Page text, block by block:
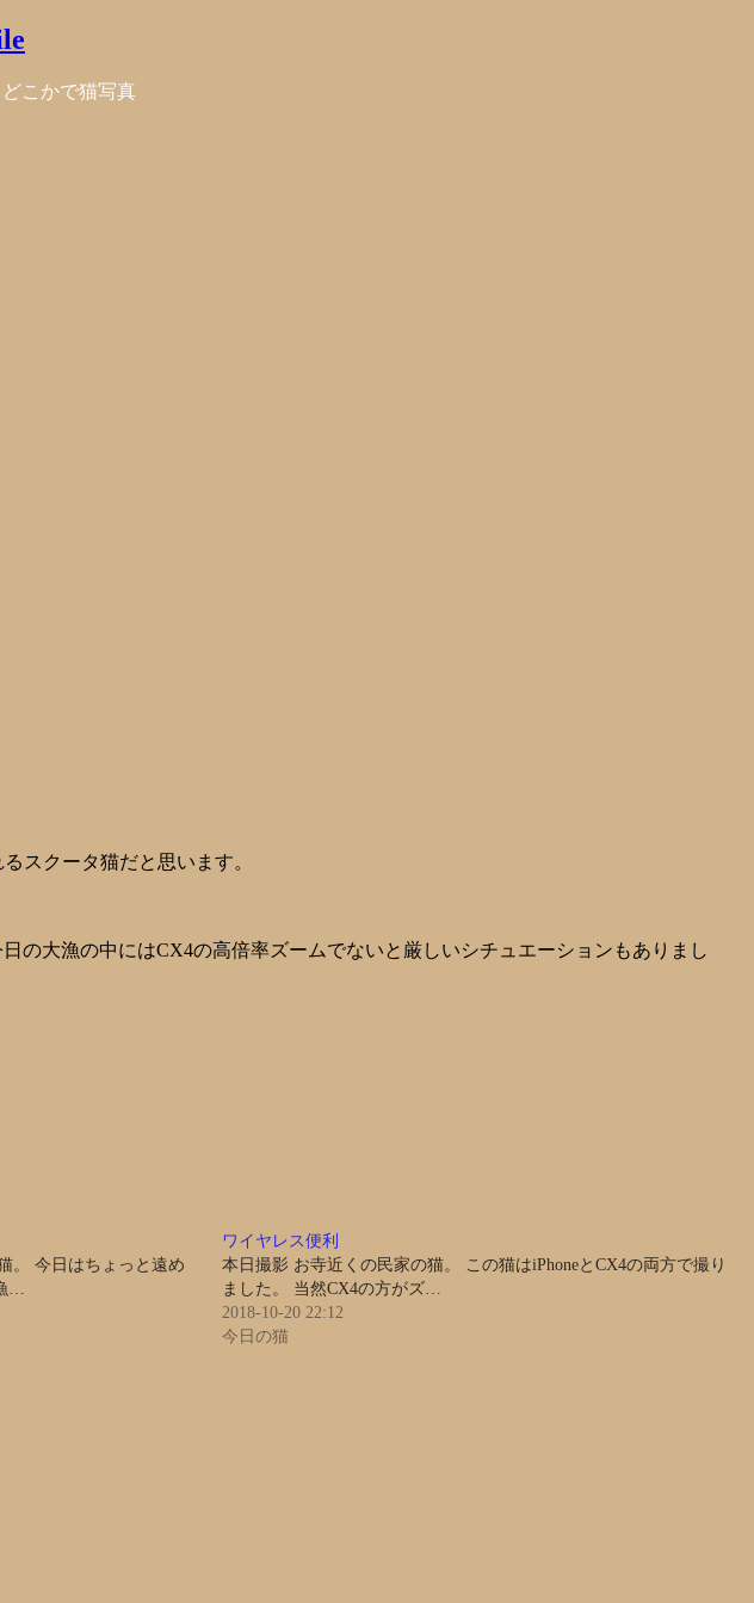
こかで猫写真
スクータ猫だと思います。
の大漁の中にはCX4の高倍率ズームでないと厳しいシチュエーションもありまし
。 今日はちょっと遠め
…
ワイヤレス便利
本日撮影 お寺近くの民家の猫。 この猫はiPhoneとCX4の両方で撮り
ました。 当然CX4の方がズ…
2018-10-20 22:12
今日の猫